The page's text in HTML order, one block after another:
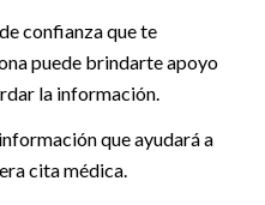
confianza que te
puede brindarte apoyo
la información.
que ayudará a
cita médica.